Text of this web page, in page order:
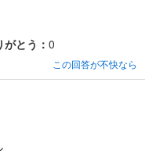
がとう： 0
この回答が不快なら